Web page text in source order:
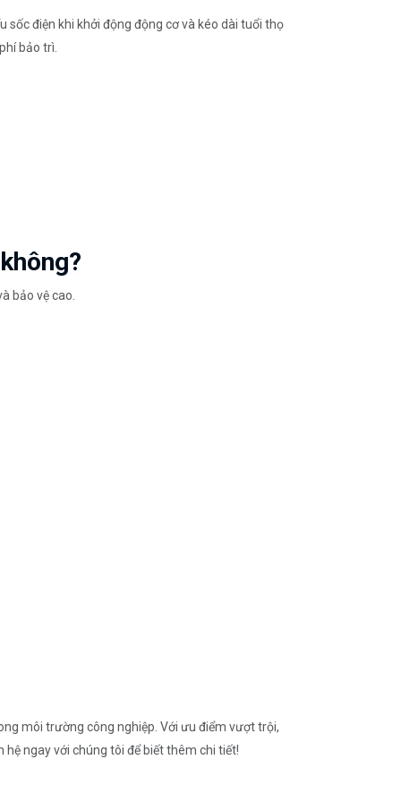
sốc điện khi khởi động động cơ và kéo dài tuổi thọ
bảo trì.
bảo vệ cao.
môi trường công nghiệp. Với ưu điểm vượt trội,
ngay với chúng tôi để biết thêm chi tiết!